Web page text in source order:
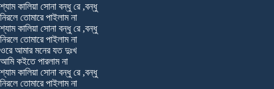
শ্যাম কালিয়া সোনা বন্ধু রে ,বন্ধু
নিরলে তোমারে পাইলাম না
শ্যাম কালিয়া সোনা বন্ধু রে ,বন্ধু
নিরলে তোমারে পাইলাম না
ওরে আমার মনের যত দুঃখ
আমি কইতে পারলাম না
শ্যাম কালিয়া সোনা বন্ধু রে ,বন্ধু
নিরলে তোমারে পাইলাম না